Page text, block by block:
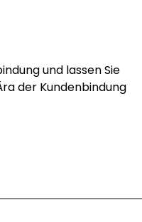
und lassen Sie
der Kundenbindung